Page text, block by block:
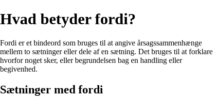
Hvad betyder fordi?
Fordi er et bindeord som bruges til at angive årsagssammenhænge
mellem to sætninger eller dele af en sætning. Det bruges til at forklare
hvorfor noget sker, eller begrundelsen bag en handling eller
begivenhed.
Sætninger med fordi